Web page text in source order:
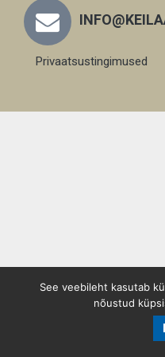
Privaatsustingimused
See veebileht kasutab
nõustud